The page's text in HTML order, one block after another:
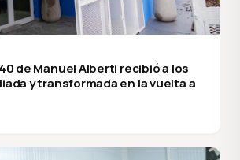
de Manuel Alberti recibió a los
y transformada en la vuelta a